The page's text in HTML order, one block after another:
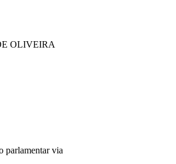
OLIVEIRA
parlamentar via